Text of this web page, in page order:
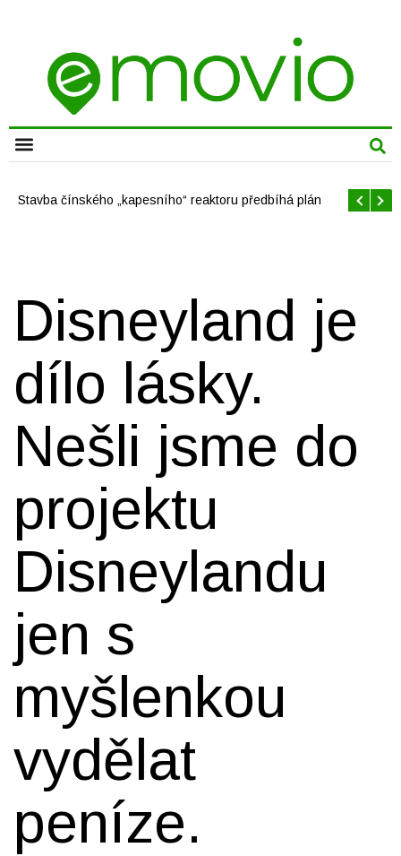
Stavba čínského „kapesního“ reaktoru předbíhá plán
Disneyland je
dílo lásky.
Nešli jsme do
projektu
Disneylandu
jen s
myšlenkou
vydělat
peníze.